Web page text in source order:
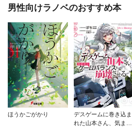
男性向けラノベのおすすめ本
ほうかごがかり
デスゲームに巻き込ま
れた山本さん、気まま